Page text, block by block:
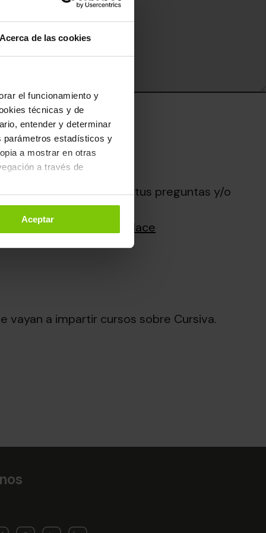
de las cookies
el funcionamiento y
técnicas y de
entender y determinar
parámetros estadísticos y
a mostrar en otras
a través de
Aceptar
Management
procesar y responder a tus preguntas y/o
a través del correo
en el siguiente
enlace
a impartir cursos sobre Cursiva.